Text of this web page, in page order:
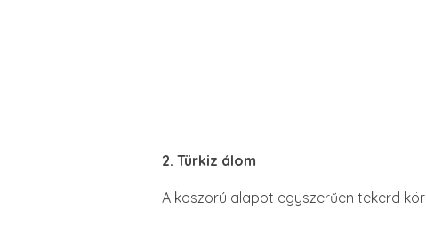
2. Türkiz álom
A koszorú alapot egyszerűen tekerd